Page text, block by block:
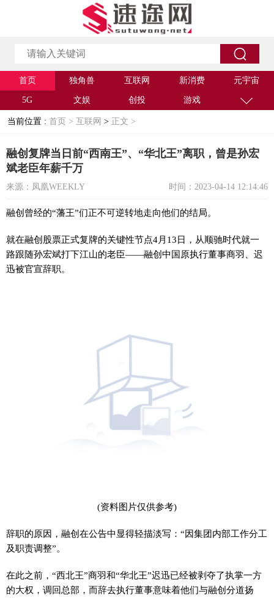
首页 独角兽 互联网 新消费 元宇宙
5G 文娱 创投 游戏
当前位置 : 首页 > 互联网 > 正文 >
融创复牌当日前“西南王”、“华北王”离职，曾是孙宏
斌老臣年薪千万
来源：凤凰WEEKLY 时间：2023-04-14 12:14:46
融创曾经的“藩王”们正不可逆转地走向他们的结局。
就在融创股票正式复牌的关键性节点4月13日，从顺驰时代就一
路跟随孙宏斌打下江山的老臣——融创中国原执行董事商羽、迟
迅被官宣辞职。
(资料图片仅供参考)
辞职的原因，融创在公告中显得轻描淡写：“因集团内部工作分工
及职责调整”。
在此之前，“西北王”商羽和“华北王”迟迅已经被剥夺了执掌一方
的大权，调回总部，而辞去执行董事意味着他们与融创分道扬